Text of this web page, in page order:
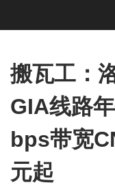
搬瓦工：
GIA线路
bps带宽
元起